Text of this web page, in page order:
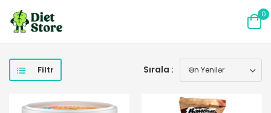
0
Filtr Sırala :